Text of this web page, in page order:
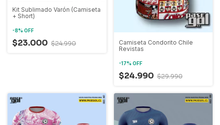
Kit Sublimado Varón (Camiseta
+ Short)
-8% OFF
$23.000 $24.990
Camiseta Condorito Chile
Revistas
-17% OFF
$24.990 $29.990